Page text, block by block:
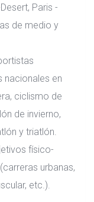
Paris -
de medio y
nacionales en
ciclismo de
de invierno,
y triatlón.
físico-
urbanas,
etc.).